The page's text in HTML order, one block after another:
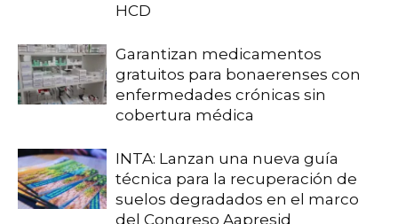
HCD
Garantizan medicamentos
gratuitos para bonaerenses con
enfermedades crónicas sin
cobertura médica
INTA: Lanzan una nueva guía
técnica para la recuperación de
suelos degradados en el marco
del Congreso Aapresid